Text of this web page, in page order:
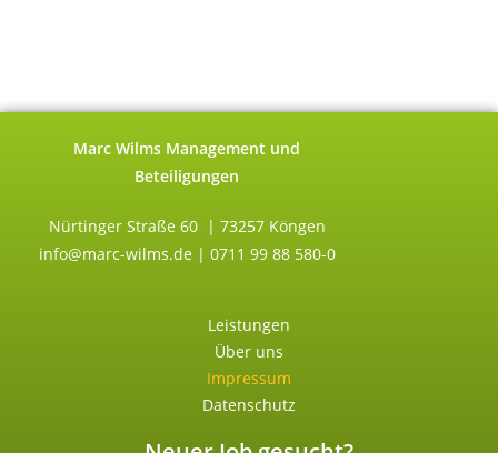
Marc Wilms Management und
Beteiligungen
Nürtinger Straße 60 | 73257 Köngen
info@marc-wilms.de | 0711 99 88 580-0
Leistungen
Über uns
Impressum
Datenschutz